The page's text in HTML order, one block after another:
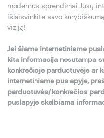
modernūs sprendimai Jūsų
išlaisvinkite savo
viziją!
Jei šiame internetiniame
kita informacija nesutampa
konkrečioje parduotuvėje ar
internetiniame puslapyje,
parduotuvės/ konkrečios
puslapyje skelbiama